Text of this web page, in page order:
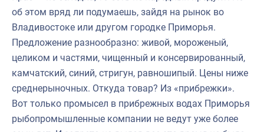
об этом вряд ли подумаешь, зайдя на рынок во
Владивостоке или другом городке Приморья.
Предложение разнообразно: живой, мороженый,
целиком и частями, чищенный и консервированный,
камчатский, синий, стригун, равношипый. Цены ниже
среднерыночных. Откуда товар? Из «прибрежки».
Вот только промысел в прибрежных водах Приморья
рыбопромышленные компании не ведут уже более